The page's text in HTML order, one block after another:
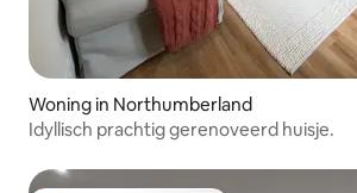
Woning in Northumberland
Idyllisch prachtig gerenoveerd huisje.